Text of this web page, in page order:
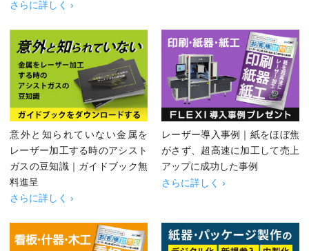
さらに詳しく ›
意外と知られていない金属を
レーザー加工する時のアシスト
ガスの豆知識｜ガイドブック無
料進呈
さらに詳しく ›
レーザー導入事例｜紙をほぼ焦
がさず、超高速に加工して売上
アップに成功した事例
さらに詳しく ›